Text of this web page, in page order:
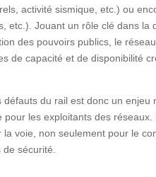
activité sismique, etc.) ou
etc.). Jouant un rôle clé dans
des pouvoirs publics, le
de capacité et de disponibilité
défauts du rail est donc un
pour les exploitants des
la voie, non seulement pour le
de sécurité.